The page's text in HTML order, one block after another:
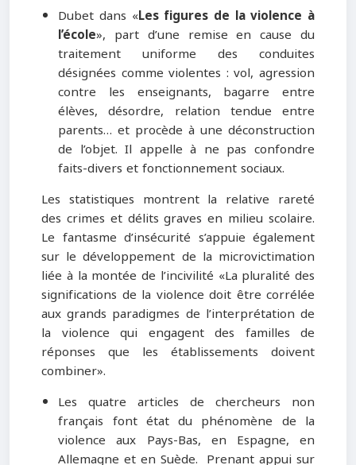
Dubet dans «Les figures de la violence à
l’école», part d’une remise en cause du
traitement uniforme des conduites
désignées comme violentes : vol, agression
contre les enseignants, bagarre entre
élèves, désordre, relation tendue entre
parents… et procède à une déconstruction
de l’objet. Il appelle à ne pas confondre
faits-divers et fonctionnement sociaux.
Les statistiques montrent la relative rareté
des crimes et délits graves en milieu scolaire.
Le fantasme d’insécurité s’appuie également
sur le développement de la microvictimation
liée à la montée de l’incivilité «La pluralité des
significations de la violence doit être corrélée
aux grands paradigmes de l’interprétation de
la violence qui engagent des familles de
réponses que les établissements doivent
combiner».
Les quatre articles de chercheurs non
français font état du phénomène de la
violence aux Pays-Bas, en Espagne, en
Allemagne et en Suède. Prenant appui sur